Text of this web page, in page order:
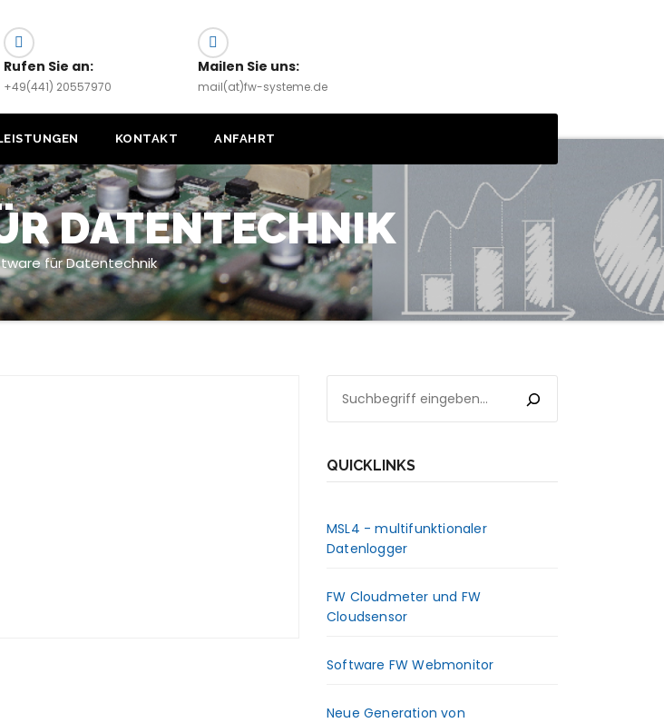
Rufen Sie an:
+49(441) 20557970
Mailen Sie uns:
mail(at)fw-systeme.de
KONTAKT ANFAHRT
DATENTECHNIK
für Datentechnik
QUICKLINKS
MSL4 - multifunktionaler
Datenlogger
FW Cloudmeter und FW
Cloudsensor
Software FW Webmonitor
Neue Generation von